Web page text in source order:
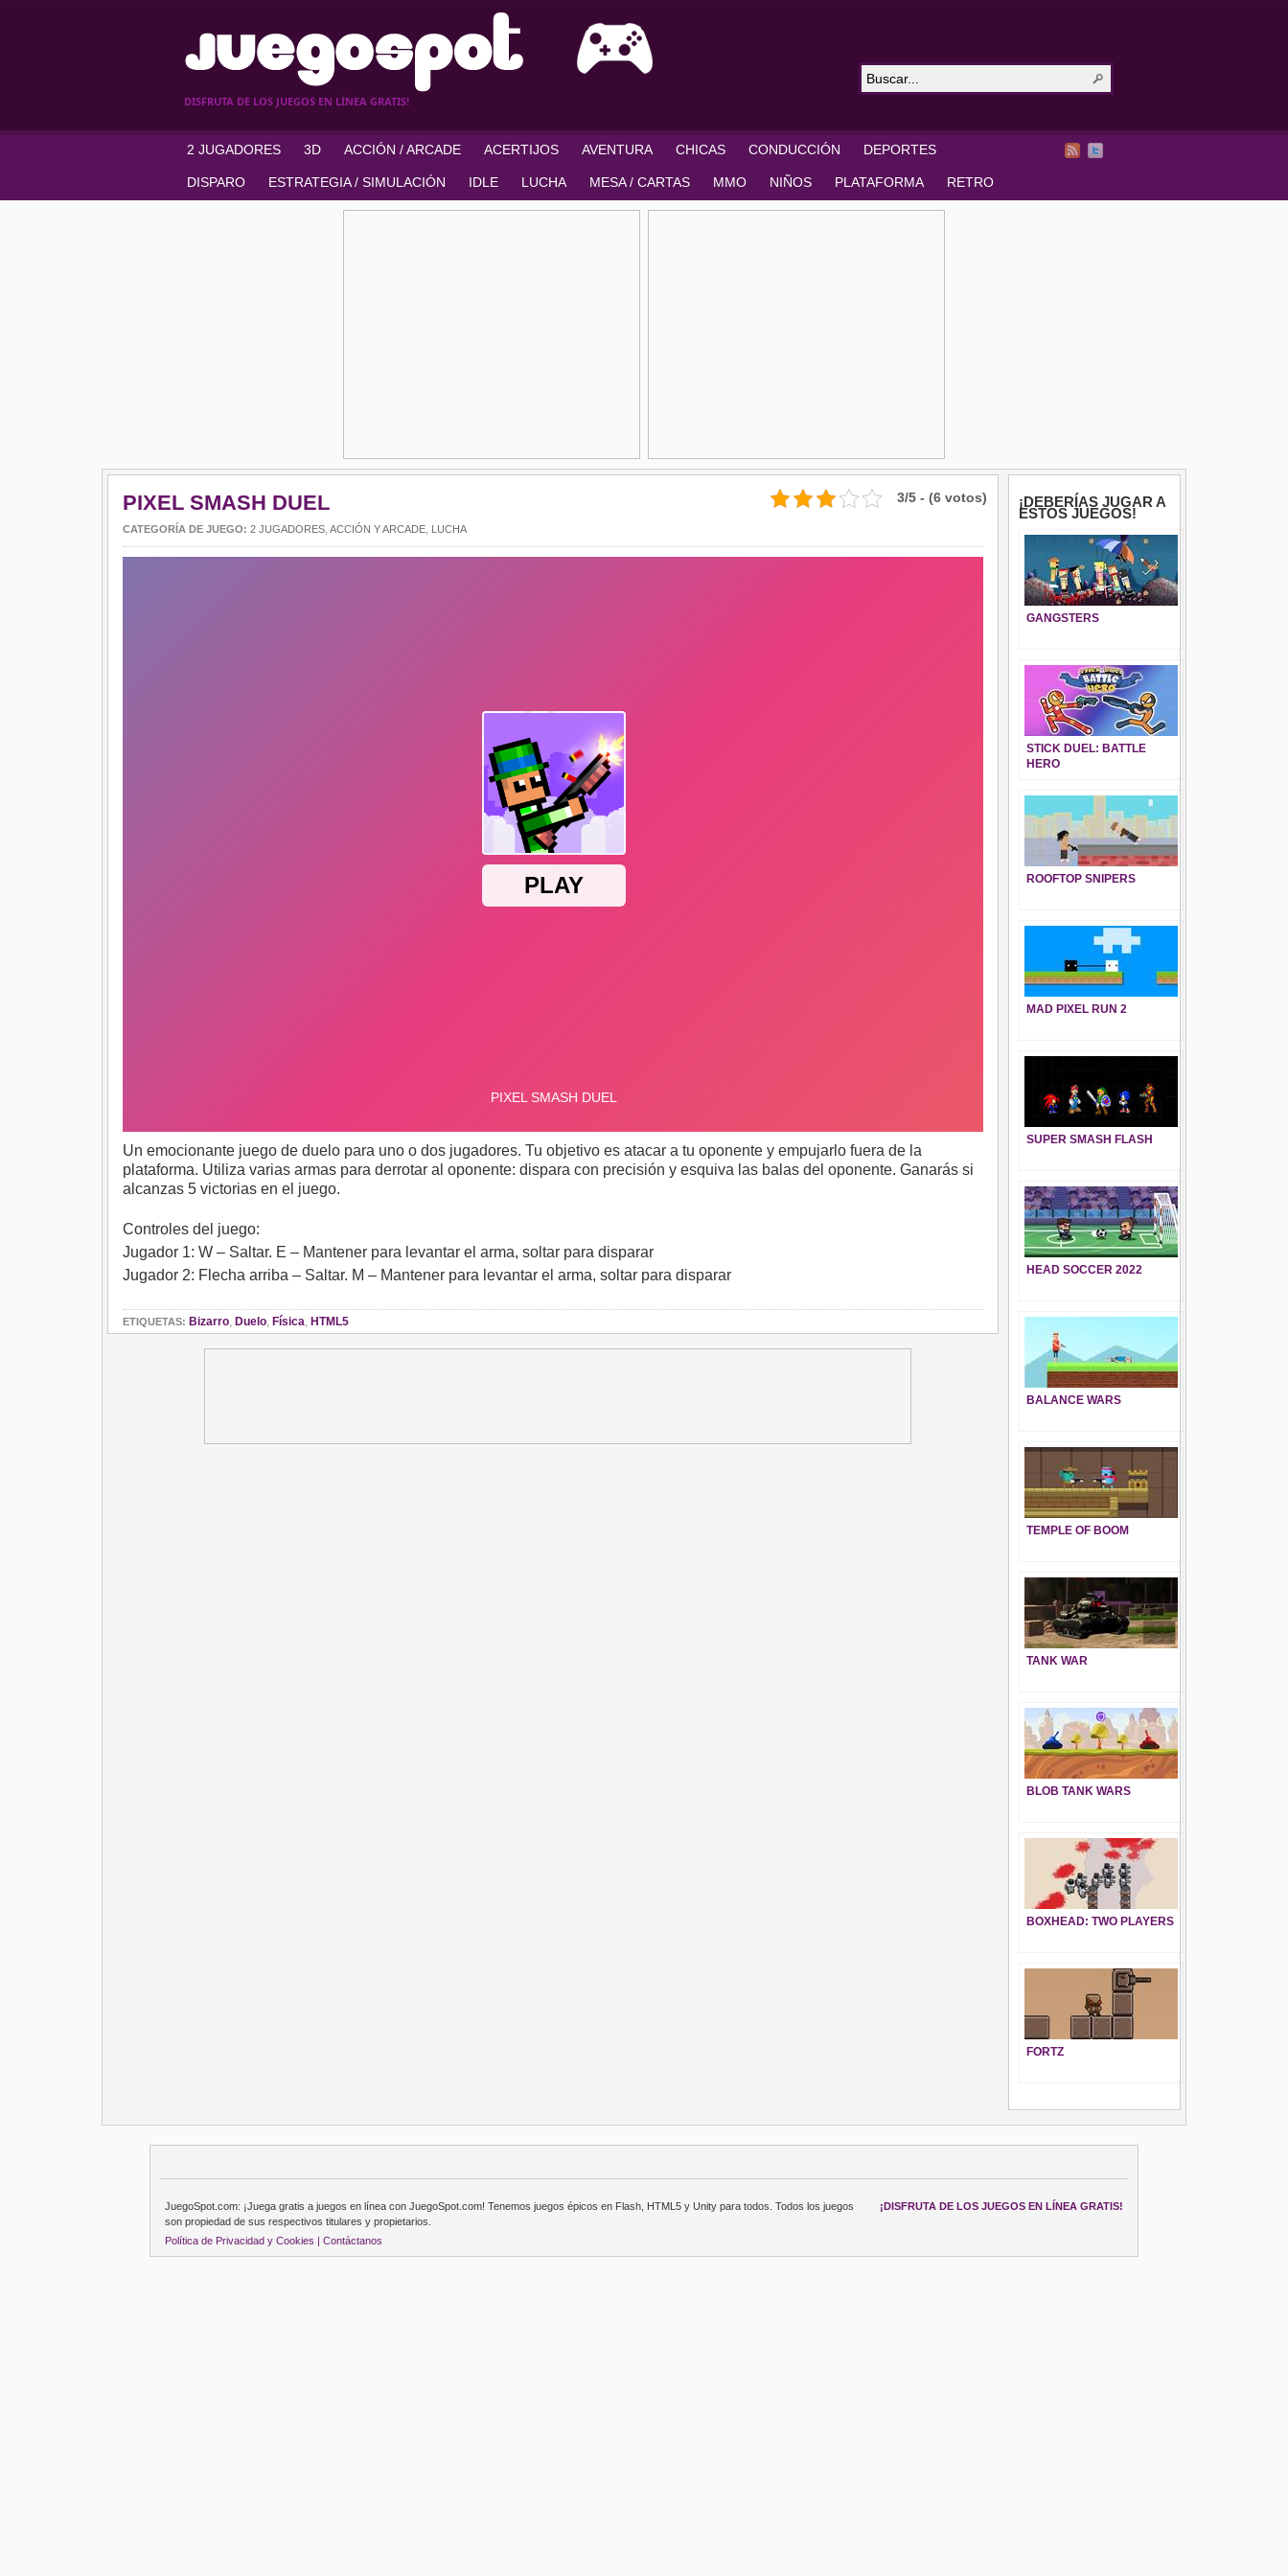
DISFRUTA DE LOS JUEGOS EN LÍNEA GRATIS!
2 JUGADORES 3D ACCIÓN / ARCADE ACERTIJOS AVENTURA CHICAS CONDUCCIÓN DEPORTES
DISPARO ESTRATEGIA / SIMULACIÓN IDLE LUCHA MESA / CARTAS MMO NIÑOS PLATAFORMA RETRO
3/5 - (6 votos)
PIXEL SMASH DUEL
CATEGORÍA DE JUEGO: 2 JUGADORES ACCIÓN Y ARCADE LUCHA
Un emocionante juego de duelo para uno o dos jugadores. Tu objetivo es atacar a tu oponente y empujarlo fuera de la
plataforma. Utiliza varias armas para derrotar al oponente: dispara con precisión y esquiva las balas del oponente. Ganarás si
alcanzas 5 victorias en el juego.
Controles del juego:
Jugador 1: W – Saltar. E – Mantener para levantar el arma, soltar para disparar
Jugador 2: Flecha arriba – Saltar. M – Mantener para levantar el arma, soltar para disparar
ETIQUETAS: Bizarro, Duelo, Física, HTML5
¡DEBERÍAS JUGAR A
ESTOS JUEGOS!
GANGSTERS
STICK DUEL: BATTLE
HERO
ROOFTOP SNIPERS
MAD PIXEL RUN 2
SUPER SMASH FLASH
HEAD SOCCER 2022
BALANCE WARS
TEMPLE OF BOOM
TANK WAR
BLOB TANK WARS
BOXHEAD: TWO PLAYERS
FORTZ
¡DISFRUTA DE LOS JUEGOS EN LÍNEA GRATIS!
JuegoSpot.com: ¡Juega gratis a juegos en línea con JuegoSpot.com! Tenemos juegos épicos en Flash, HTML5 y Unity para todos. Todos los juegos
son propiedad de sus respectivos titulares y propietarios.
Política de Privacidad y Cookies | Contáctanos